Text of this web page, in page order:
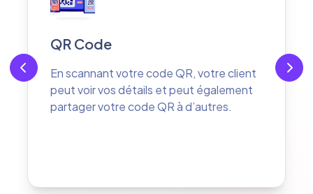
Vos réseaux sociaux
Votre client peut vous suivre sur vos
différents réseaux sociaux
professionnels d'un seul clic.